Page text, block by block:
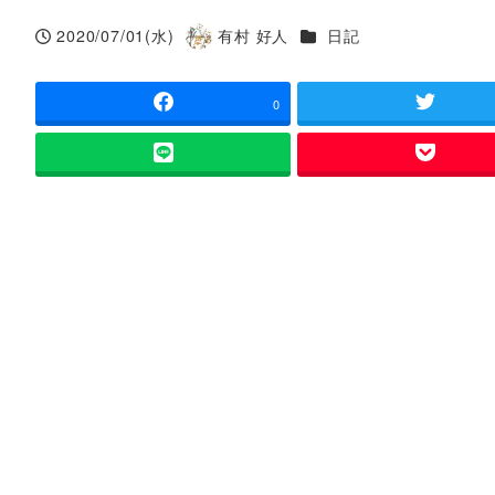
投稿日
2020/07/01(水)
著
有村 好人 カテゴリー
日記
0